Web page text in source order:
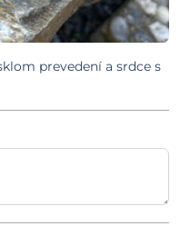
prevedení a srdce s